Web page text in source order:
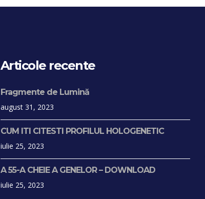
Articole recente
Fragmente de Lumină
august 31, 2023
CUM ITI CITESTI PROFILUL HOLOGENETIC
iulie 25, 2023
A 55-A CHEIE A GENELOR – DOWNLOAD
iulie 25, 2023